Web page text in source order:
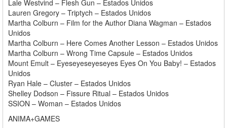
Lale Westvind – Flesh Gun – Estados Unidos
Lauren Gregory – Triptych – Estados Unidos
Martha Colburn – Film for the Author Diana Wagman – Estados
Unidos
Martha Colburn – Here Comes Another Lesson – Estados Unidos
Martha Colburn – Wrong Time Capsule – Estados Unidos
Mount Emult – Eyeseyeseyeseyes Eyes On You Baby! – Estados
Unidos
Ryan Hale – Cluster – Estados Unidos
Shelley Dodson – Fissure Ritual – Estados Unidos
SSION – Woman – Estados Unidos
ANIMA+GAMES